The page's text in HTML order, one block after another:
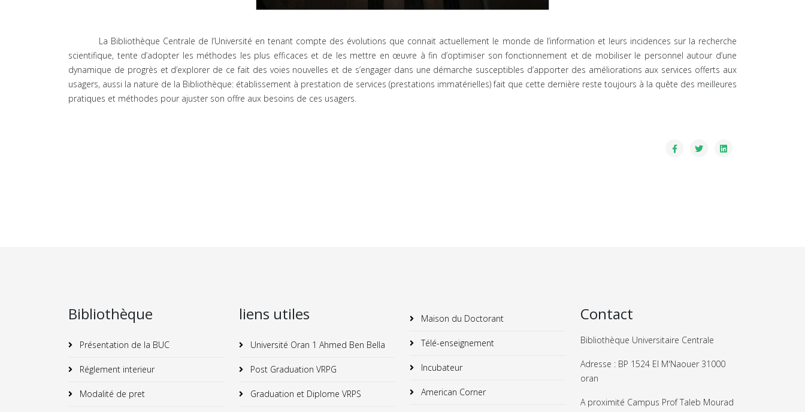
La Bibliothèque Centrale de l’Université en tenant compte des évolutions que connait actuellement le monde de l’information et leurs incidences sur la recherche
scientifique, tente d’adopter les méthodes les plus efficaces et de les mettre en œuvre à fin d’optimiser son fonctionnement et de mobiliser le personnel autour d’une
dynamique de progrès et d’explorer de ce fait des voies nouvelles et de s’engager dans une démarche susceptibles d’apporter des améliorations aux services offerts aux
usagers, aussi la nature de la Bibliothèque: établissement à prestation de services (prestations immatérielles) fait que cette dernière reste toujours à la quête des meilleures
pratiques et méthodes pour ajuster son offre aux besoins de ces usagers.
Bibliothèque
Présentation de la BUC
Réglement interieur
Modalité de pret
liens utiles
Université Oran 1 Ahmed Ben Bella
Post Graduation VRPG
Graduation et Diplome VRPS
Maison du Doctorant
Télé-enseignement
Incubateur
American Corner
Contact
Bibliothèque Universitaire Centrale
Adresse : BP 1524 El M'Naouer 31000
oran
A proximité Campus Prof Taleb Mourad